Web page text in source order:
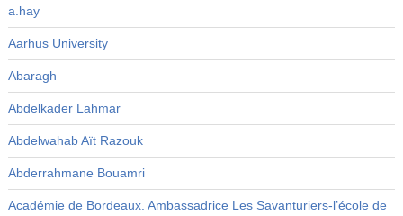
a.hay
Aarhus University
Abaragh
Abdelkader Lahmar
Abdelwahab Aït Razouk
Abderrahmane Bouamri
Académie de Bordeaux. Ambassadrice Les Savanturiers-l’école de